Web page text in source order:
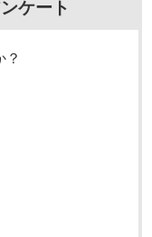
ケート
？